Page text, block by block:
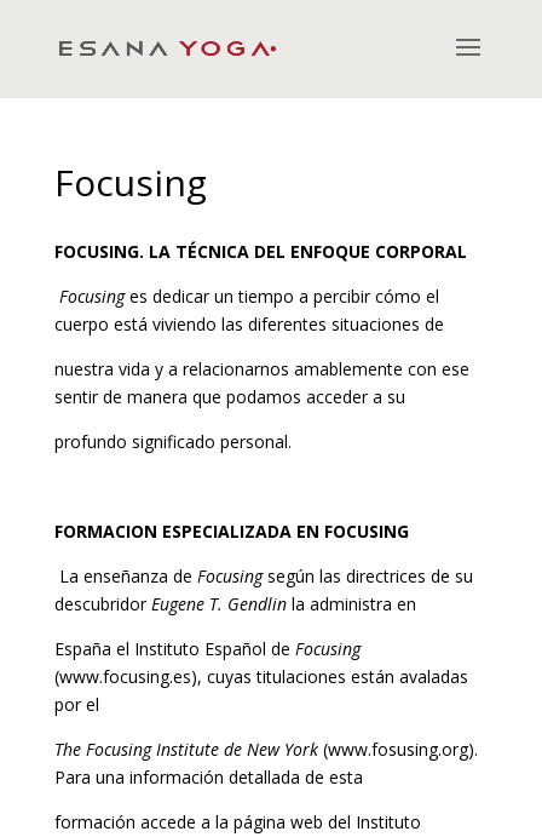
Focusing
FOCUSING. LA TÉCNICA DEL ENFOQUE CORPORAL
Focusinges dedicar un tiempo a percibir cómo el
cuerpo está viviendo las diferentes situaciones de
nuestra vida y a relacionarnos amablemente con ese
sentir de manera que podamos acceder a su
profundo significado personal.
FORMACION ESPECIALIZADA EN FOCUSING
La enseñanza de Focusingsegún las directrices de su
descubridorEugene T. Gendlin la administra en
España el Instituto Español de Focusing
(www.focusing.es), cuyas titulaciones están avaladas
por el
The Focusing Institute de New York (www.fosusing.org).
Para una información detallada de esta
formación accede a la página web del Instituto